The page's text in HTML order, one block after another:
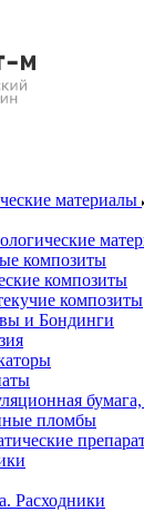
материалы
композиты
композиты
композиты
и Бондинги
пломбы
Расходники